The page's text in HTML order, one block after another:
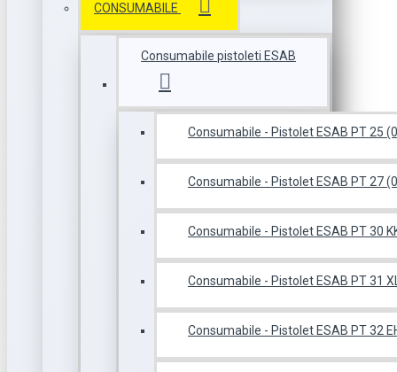
CONSUMABILE
Consumabile pistoleti ESAB
Consumabile - Pistolet ESAB PT 25
Consumabile - Pistolet ESAB PT 27
Consumabile - Pistolet ESAB PT 30
Consumabile - Pistolet ESAB PT 31
Consumabile - Pistolet ESAB PT 32